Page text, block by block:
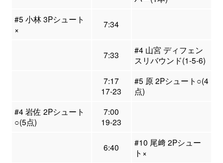
#5 小林 3Pシュート
×
7:34
7:33
#4 山宮 ディフェン
スリバウンド(1-5-6)
7:17
17-23
#5 原 2Pシュート○(4
点)
#4 岩佐 2Pシュート
○(5点)
7:00
19-23
6:40
#10 尾﨑 2Pシュー
ト×